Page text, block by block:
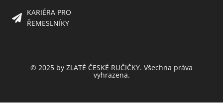
KARIÉRA PRO
ŘEMESLNÍKY
© 2025 by ZLATÉ ČESKÉ RUČIČKY. Všechna práva
vyhrazena.